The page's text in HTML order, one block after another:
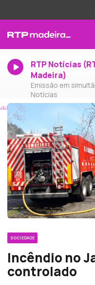
RTP Notícias
Madeira)
Emissão em
Notícias
SOCIEDADE
Incêndio no
controlado